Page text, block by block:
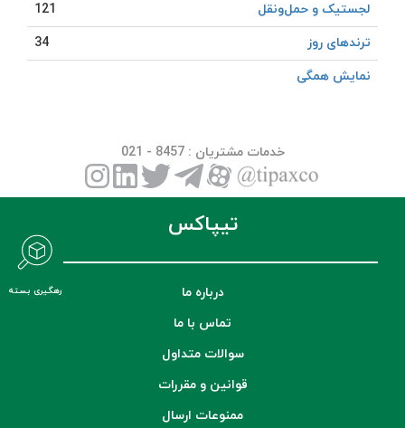
لجستیک و حمل‎‌و‎نقل
121
ترندهای روز
34
نمایش همگی
خدمات مشتریان : 8457 - 021
تیپاکس
درباره ما
تماس با ما
سوالات متداول
قوانین و مقررات
ممنوعات ارسال
رهگیری بسته